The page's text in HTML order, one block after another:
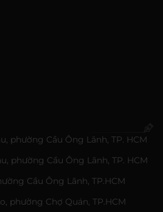
phường Cầu Ông Lãnh, TP. HCM
phường Cầu Ông Lãnh, TP. HCM
Cầu Ông Lãnh, TP.HCM
phường Chợ Quán, TP.HCM